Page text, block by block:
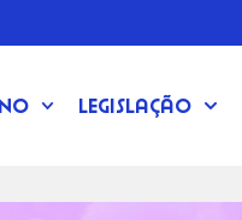
Legislação